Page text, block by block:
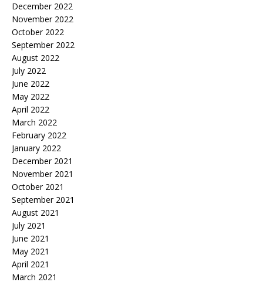
December 2022
November 2022
October 2022
September 2022
August 2022
July 2022
June 2022
May 2022
April 2022
March 2022
February 2022
January 2022
December 2021
November 2021
October 2021
September 2021
August 2021
July 2021
June 2021
May 2021
April 2021
March 2021